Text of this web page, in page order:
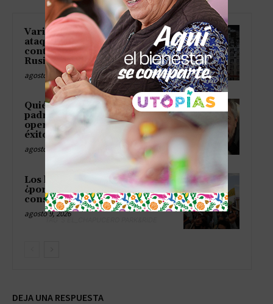
Varios heridos tras fuerte
ataque de drones de Kiev
contra objetivos civiles en
Rusia
agosto 9, 2026
Quién era Jorge Messi, el
padre y representante que
operó en silencio detrás del
éxito de Lionel
agosto 9, 2026
Los hutíes vs. Arabia Saudita:
¿por qué se enfrentan y qué
consecuencias podría tener?
agosto 9, 2026
DEJA UNA RESPUESTA
TAG´S EL_CHAPUCERO PARK&RIDE